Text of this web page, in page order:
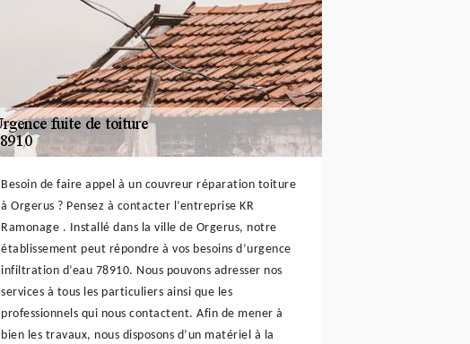
Besoin de faire appel à un couvreur réparation toiture
à Orgerus ? Pensez à contacter l’entreprise KR
Ramonage . Installé dans la ville de Orgerus, notre
établissement peut répondre à vos besoins d’urgence
infiltration d’eau 78910. Nous pouvons adresser nos
services à tous les particuliers ainsi que les
professionnels qui nous contactent. Afin de mener à
bien les travaux, nous disposons d’un matériel à la